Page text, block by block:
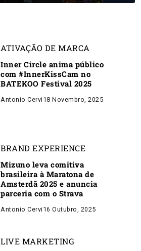
ATIVAÇÃO DE MARCA
Inner Circle anima público
com #InnerKissCam no
BATEKOO Festival 2025
Antonio Cervi 18 Novembro, 2025
BRAND EXPERIENCE
Mizuno leva comitiva
brasileira à Maratona de
Amsterdã 2025 e anuncia
parceria com o Strava
Antonio Cervi 16 Outubro, 2025
LIVE MARKETING